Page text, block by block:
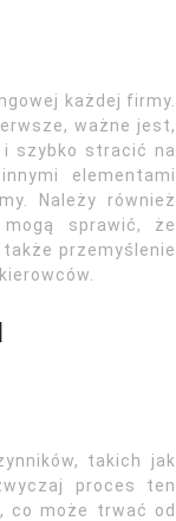
każdej firmy.
ważne jest,
i szybko stracić na
elementami
Należy również
sprawić, że
przemyślenie
takich jak
proces ten
co może trwać od